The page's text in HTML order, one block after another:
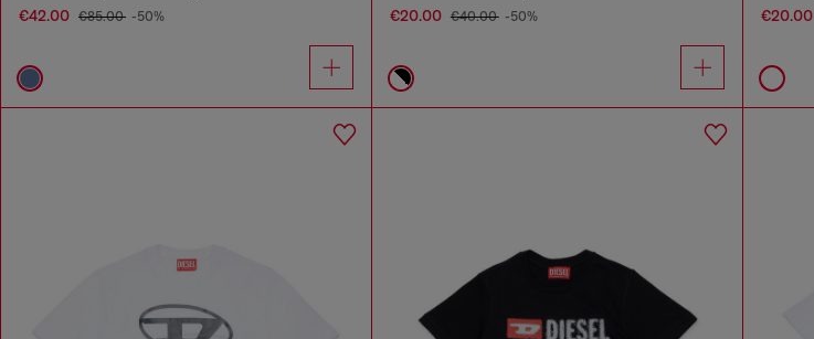
€42.00 €85.00 -50% €20.00 €40.00 -50% €20.00